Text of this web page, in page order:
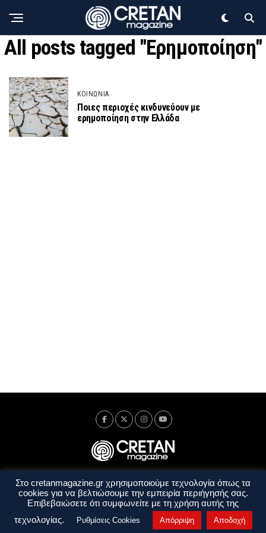
All posts tagged "Ερημοποίηση"
ΚΟΙΝΩΝΙΑ
Ποιες περιοχές κινδυνεύουν με
ερημοποίηση στην Ελλάδα
Ταυτότητα Πολιτική Απορρήτου
Όροι Χρήσης
Όροι και Προϋποθέσεις
Στο cretanmagazine.gr χρησιμοποιούμε τεχνολογία όπως τα
cookies για να βελτιώσουμε την εμπειρία περιήγησής σας.
Επιβεβαιώσετε ότι συμφωνείτε με τη χρήση αυτής της
τεχνολογίας.
Ρυθμίσεις Cookies Απόρριψη Αποδοχή